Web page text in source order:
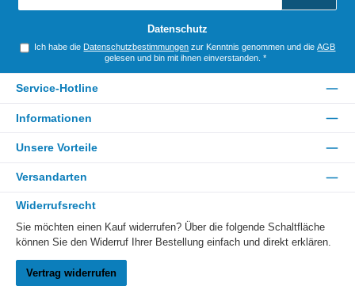
Datenschutz
Ich habe die Datenschutzbestimmungen zur Kenntnis genommen und dieAGB
gelesen und bin mit ihnen einverstanden. *
Service-Hotline
Informationen
Unsere Vorteile
Versandarten
Widerrufsrecht
Sie möchten einen Kauf widerrufen? Über die folgende Schaltfläche
können Sie den Widerruf Ihrer Bestellung einfach und direkt erklären.
Vertrag widerrufen